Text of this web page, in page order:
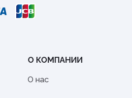
О КОМПАНИИ
О нас